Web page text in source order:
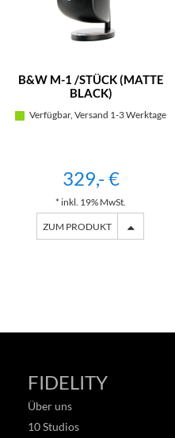
B&W M-1 /STÜCK (MATTE
BLACK)
Verfügbar, Versand 1-3 Werktage
329,- €
* inkl. 19% MwSt.
ZUM PRODUKT
FIDELITY
Über uns
10 Studios